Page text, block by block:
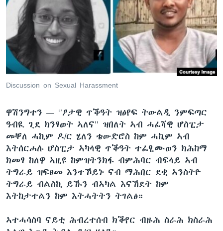
ቂሔ ጽልሚ
ቋንቋታት
Discussion on Sexual Harassment
ዋሽንግተን — ‘’ፆታዊ ጥቕዓት ዝፅየፍ ትውልዲ ንምፍጣር
ዓብዪ ጊደ ክንፃወት ኣለና’’ ዝበለት ኣብ ሓፈሻዊ ሆስፒታ
መቐለ ሓኪም ዶ/ር ሄለን ቴውድሮስ ከም ሓኪም ኣብ
እትሰርሐሉ ሆስፒታ ኣካላዊ ጥቕዓት ተፈፂሙወን ክሕከማ
ክመፃ ከለዋ ኣዚዩ ከምዝትንክፋ ብምሕባር ብፍላይ ኣብ
ትግራይ ዝፍፀመ እንተኾይኑ ናብ ማሕበር ደቂ ኣንስትዮ
ትግራይ ብልስኪ ይኹን ብኣካል እናኸደት ከም
እትከታተልን ከም እትሓትትን ትገልፅ።
ኣተሓሳስባ ናይቲ ሕብረተሰብ ክቕየር ብዙሕ ስራሕ ክስራሕ